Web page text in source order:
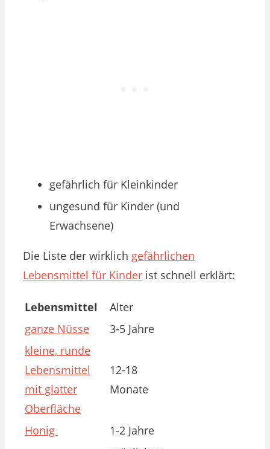
gefährlich für Kleinkinder
ungesund für Kinder (und
Erwachsene)
Die Liste der wirklich gefährlichen
Lebensmittel für Kinder ist schnell erklärt:
Lebensmittel
Alter
ganze Nüsse
3-5 Jahre
kleine, runde
Lebensmittel
mit glatter
Oberfläche
12-18
Monate
Honig 1-2 Jahre